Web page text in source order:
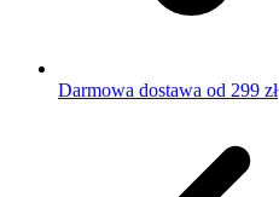
Darmowa dostawa od 299 zł